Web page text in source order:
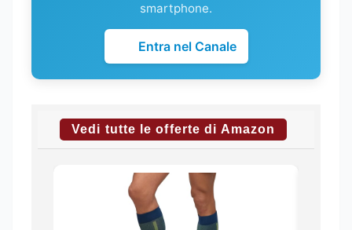
smartphone.
Entra nel Canale